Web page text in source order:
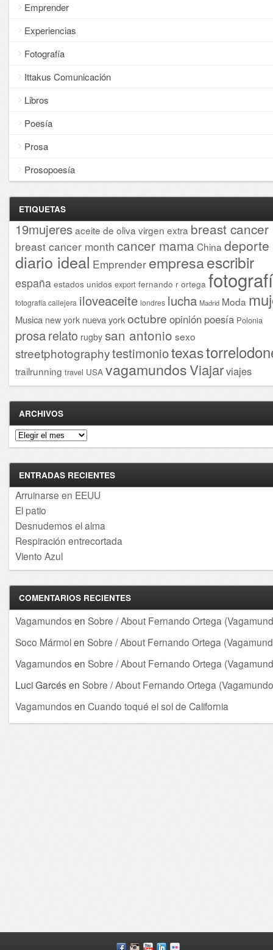
Emprender
Experiencias
Fotografía
Ittakus Comunicación
Libros
Poesía
Prosa
Prosopoesía
ETIQUETAS
19mujeresaceite de oliva virgen extra breast cancer
breast cancer month cancer mama China deporte
diario ideal Emprender empresaescribir
españa estados unidos export fernando r ortega
fotografía callejera iloveaceite londres lucha Madrid Moda
Musica new york nueva yorkoctubre opinión poesía Polonia
prosarelato rugby san antonio sexo
streetphotographytestimoniotexas
trailrunning travel USA vagamundosViajarviajes
ARCHIVOS
Archivos
ENTRADAS RECIENTES
Arruinarse en EEUU
El patio
Desnudemos el alma
Respiración entrecortada
Viento Azul
COMENTARIOS RECIENTES
Vagamundos en Sobre / About Fernando Ortega
Soco Mármolen Sobre / About Fernando Ortega
Vagamundos en Sobre / About Fernando Ortega
Luci Garcés en Sobre / About Fernando Ortega
Vagamundos en Cuando toqué el sol de California